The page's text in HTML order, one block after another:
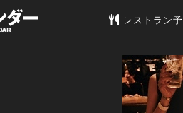
東京カレンダ
レストラン